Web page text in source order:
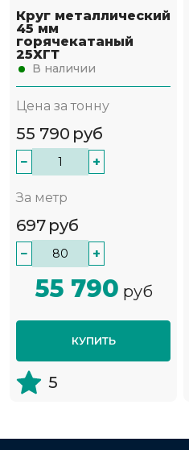
Круг металлический
45 мм
горячекатаный
25ХГТ
В наличии
Цена за тонну
55 790 руб
− +
За метр
697 руб
− +
55 790 руб
КУПИТЬ
5